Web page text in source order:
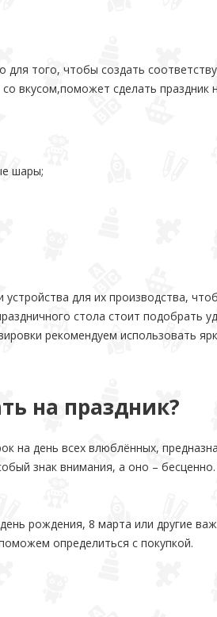
для того, чтобы создать
вкусом,поможет сделать
шары;
для их производства,
стола стоит
рекомендуем использовать
на праздник?
на день всех влюблённых,
знак внимания, а оно –
рождения, 8 марта или другие
определиться с покупкой.